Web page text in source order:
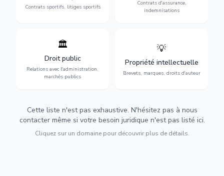
Contrats sportifs, litiges sportifs
contentieux.
Contrats d'assurance,
indemnisations
optimales.
🏛️
Droit public
Relations avec l'administration,
marchés publics
Gestion de vos relations
avec l'administration :
marchés publics,
urbanisme et contentieux.
💡
Propriété intellectuelle
Brevets, marques, droits d'auteur
Protection de vos créations
d'auteur et lutte contre la
contrefaçon.
Cette liste n'est pas exhaustive. N'hésitez pas à nous
contacter même si votre besoin juridique n'est pas listé ici.
Cliquez sur un domaine pour découvrir plus de détails.